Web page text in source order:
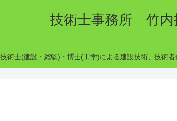
技術士事務所 竹内
技術士(建設・総監)・博士(工学)による建設技術、技術